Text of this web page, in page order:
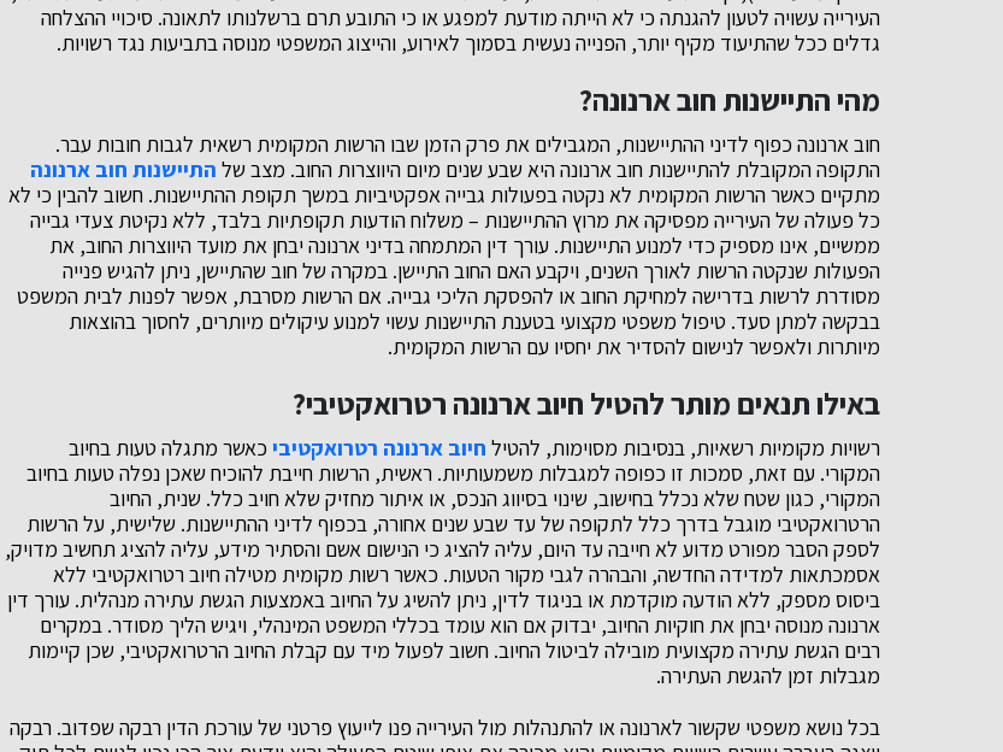
העירייה עשויה לטעון להגנתה כי לא הייתה מודעת למפגע או כי התובע תרם ברשלנותו לתאונה. סיכויי ההצלחה
גדלים ככל שהתיעוד מקיף יותר, הפנייה נעשית בסמוך לאירוע, והייצוג המשפטי מנוסה בתביעות נגד רשויות.
מהי התיישנות חוב ארנונה?
חוב ארנונה כפוף לדיני ההתיישנות, המגבילים את פרק הזמן שבו הרשות המקומית רשאית לגבות חובות עבר.
התקופה המקובלת להתיישנות חוב ארנונה היא שבע שנים מיום היווצרות החוב. מצב של התיישנות חוב ארנונה
מתקיים כאשר הרשות המקומית לא נקטה בפעולות גבייה אפקטיביות במשך תקופת ההתיישנות. חשוב להבין כי לא
כל פעולה של העירייה מפסיקה את מרוץ ההתיישנות – משלוח הודעות תקופתיות בלבד, ללא נקיטת צעדי גבייה
ממשיים, אינו מספיק כדי למנוע התיישנות. עורך דין המתמחה בדיני ארנונה יבחן את מועד היווצרות החוב, את
הפעולות שנקטה הרשות לאורך השנים, ויקבע האם החוב התיישן. במקרה של חוב שהתיישן, ניתן להגיש פנייה
מסודרת לרשות בדרישה למחיקת החוב או להפסקת הליכי גבייה. אם הרשות מסרבת, אפשר לפנות לבית המשפט
בבקשה למתן סעד. טיפול משפטי מקצועי בטענת התיישנות עשוי למנוע עיקולים מיותרים, לחסוך בהוצאות
מיותרות ולאפשר לנישום להסדיר את יחסיו עם הרשות המקומית.
באילו תנאים מותר להטיל חיוב ארנונה רטרואקטיבי?
רשויות מקומיות רשאיות, בנסיבות מסוימות, להטיל חיוב ארנונה רטרואקטיבי כאשר מתגלה טעות בחיוב
המקורי. עם זאת, סמכות זו כפופה למגבלות משמעותיות. ראשית, הרשות חייבת להוכיח שאכן נפלה טעות בחיוב
המקורי, כגון שטח שלא נכלל בחישוב, שינוי בסיווג הנכס, או איתור מחזיק שלא חויב כלל. שנית, החיוב
הרטרואקטיבי מוגבל בדרך כלל לתקופה של עד שבע שנים אחורה, בכפוף לדיני ההתיישנות. שלישית, על הרשות
לספק הסבר מפורט מדוע לא חייבה עד היום, עליה להציג כי הנישום אשם והסתיר מידע, עליה להציג תחשיב מדויק,
אסמכתאות למדידה החדשה, והבהרה לגבי מקור הטעות. כאשר רשות מקומית מטילה חיוב רטרואקטיבי ללא
ביסוס מספק, ללא הודעה מוקדמת או בניגוד לדין, ניתן להשיג על החיוב באמצעות הגשת עתירה מנהלית. עורך דין
ארנונה מנוסה יבחן את חוקיות החיוב, יבדוק אם הוא עומד בכללי המשפט המינהלי, ויגיש הליך מסודר. במקרים
רבים הגשת עתירה מקצועית מובילה לביטול החיוב. חשוב לפעול מיד עם קבלת החיוב הרטרואקטיבי, שכן קיימות
מגבלות זמן להגשת העתירה.
בכל נושא משפטי שקשור לארנונה או להתנהלות מול העירייה פנו לייעוץ פרטני של עורכת הדין רבקה שפדוב. רבקה